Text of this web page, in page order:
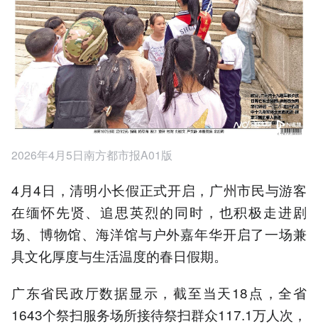
2026年4月5日南方都市报A01版
4月4日，清明小长假正式开启，广州市民与游客
在缅怀先贤、追思英烈的同时，也积极走进剧
场、博物馆、海洋馆与户外嘉年华开启了一场兼
具文化厚度与生活温度的春日假期。
广东省民政厅数据显示，截至当天18点，全省
1643个祭扫服务场所接待祭扫群众117.1万人次，